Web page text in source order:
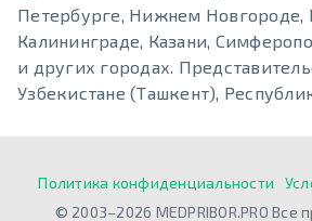
Петербурге, Нижнем Новгороде,
Калининграде, Казани,
и других городах.
Узбекистане (Ташкент),
Политика конфиденциальности
© 2003–2026 MEDPRIBOR.PRO